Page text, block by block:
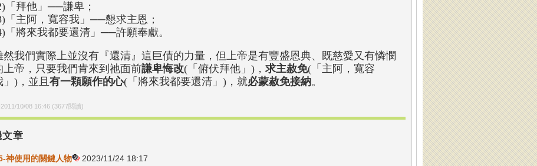
「拜他」──謙卑；
「主阿，寬容我」──懇求主恩；
「將來我都要還清」──許願奉獻。
然我們實際上並沒有『還清』這巨債的力量，但上帝是有豐盛恩典、既慈愛又有憐憫
上帝，只要我們肯來到祂面前謙卑悔改(「俯伏拜他」)， 求主赦免(「主阿，寬容
」)，並且 有一顆願作的心(「將來我都要還清」)，就必蒙赦免接納。
2011/10/08 16:46(3677閱讀)
文章
神使用的關鍵人物
2023/11/24 18:17